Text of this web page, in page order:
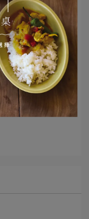
碗（已停產）／
table fork ／
世界的餐桌